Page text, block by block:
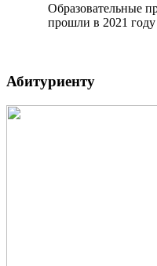
Образовательные
прошли в 2021
Абитуриенту